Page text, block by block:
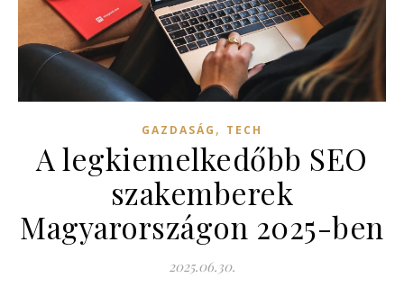
GAZDASÁG , TECH
A legkiemelkedőbb SEO
szakemberek
Magyarországon 2025-ben
2025.06.30.